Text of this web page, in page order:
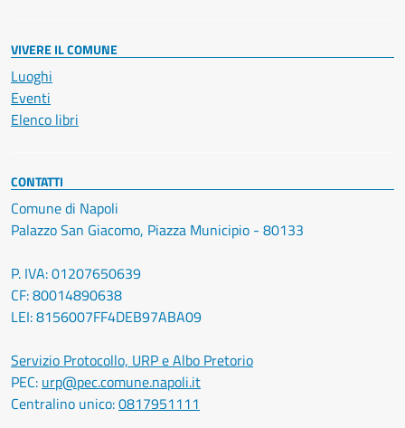
VIVERE IL COMUNE
Luoghi
Eventi
Elenco libri
CONTATTI
Comune di Napoli
Palazzo San Giacomo, Piazza Municipio - 80133
P. IVA: 01207650639
CF: 80014890638
LEI: 8156007FF4DEB97ABA09
Servizio Protocollo, URP e Albo Pretorio
PEC: urp@pec.comune.napoli.it
Centralino unico:0817951111